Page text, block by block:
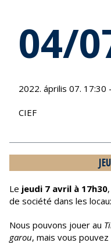
04/
2022. április 07. 17:30 -
CIEF
Le jeudi 7 avril à 17h30
de société dans les
Nous pouvons jouer au
garou, mais vous